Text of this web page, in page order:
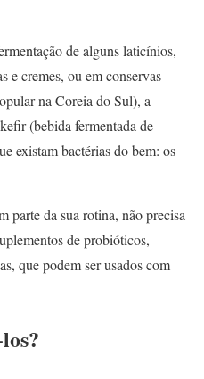
de alguns laticínios,
e cremes, ou em conservas
na Coreia do Sul), a
(bebida fermentada de
existam bactérias do bem: os
parte da sua rotina, não precisa
de probióticos,
que podem ser usados com